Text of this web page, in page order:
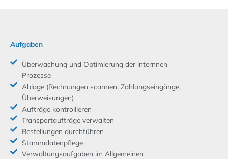
Aufgaben
Überwachung und Optimierung der internnen
Prozesse
Ablage (Rechnungen scannen, Zahlungseingänge,
Überweisungen)
Aufträge kontrollieren
Transportaufträge verwalten
Bestellungen durchführen
Stammdatenpflege
Verwaltungsaufgaben im Allgemeinen